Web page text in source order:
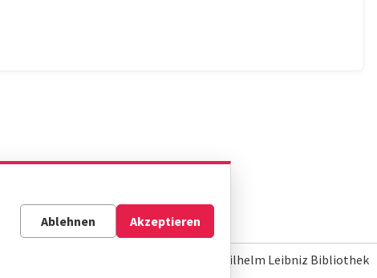
© Gottfried Wilhelm Leibniz Bibliothek
Ablehnen Akzeptieren